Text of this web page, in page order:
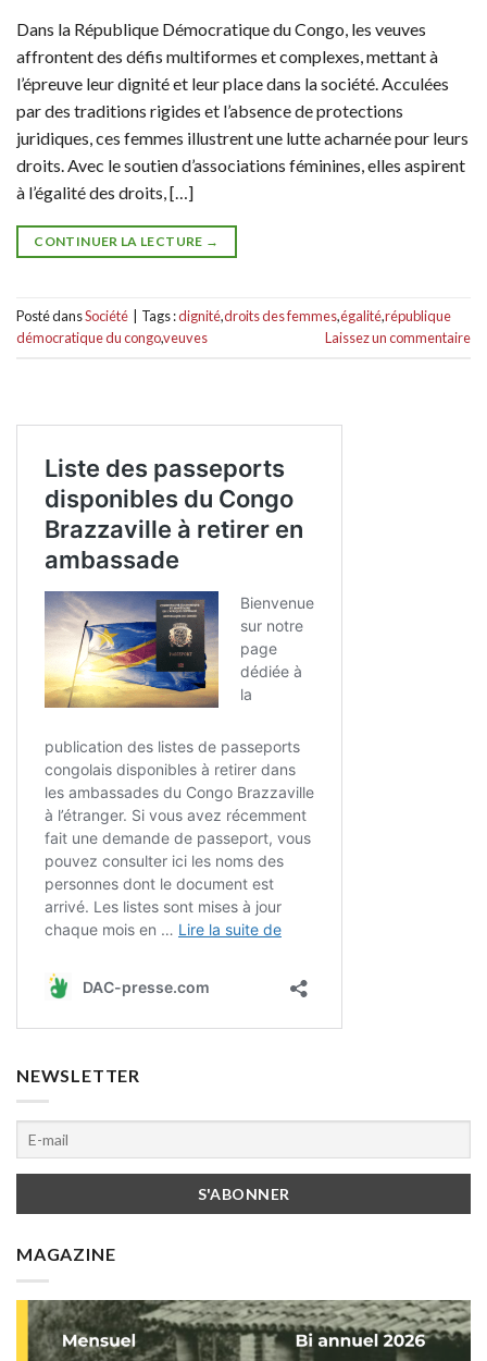
Dans la République Démocratique du Congo, les veuves
affrontent des défis multiformes et complexes, mettant à
l’épreuve leur dignité et leur place dans la société. Acculées
par des traditions rigides et l’absence de protections
juridiques, ces femmes illustrent une lutte acharnée pour leurs
droits. Avec le soutien d’associations féminines, elles aspirent
à l’égalité des droits, […]
CONTINUER LA LECTURE →
Posté dansSociété Tags :dignité,droits des femmes,égalité,république
démocratique du congo,veuves Laissez un commentaire
NEWSLETTER
MAGAZINE